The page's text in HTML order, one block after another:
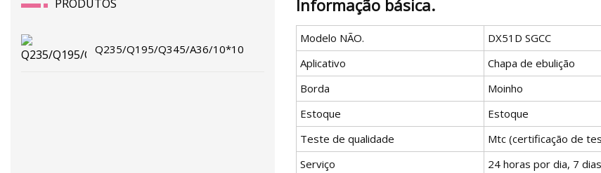
PRODUTOS
Q235/Q195/Q345/A36/10*10
Informação básica.
Modelo NÃO.
DX51D SGCC
Aplicativo
Chapa de ebulição
Borda
Moinho
Estoque
Estoque
Teste de qualidade
Mtc (certificação de
Serviço
24 horas por dia, 7